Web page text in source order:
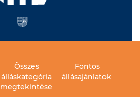
Összes
álláskategória
megtekintése
Fontos
állásajánlatok